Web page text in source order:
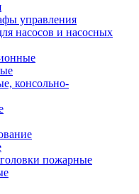
управления
насосов и насосных
консольно-
пожарные